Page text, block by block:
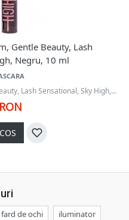
Gentle Beauty, Lash
Negru, 10 ml
Lash Sensational, Sky High,...
fard de ochi iluminator